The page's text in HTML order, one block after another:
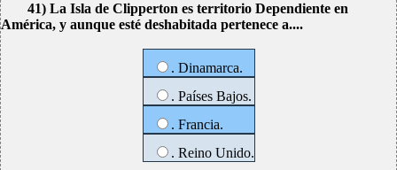
41) La Isla de Clipperton es territorio Dependiente en
América, y aunque esté deshabitada pertenece a....
. Dinamarca.
. Países Bajos.
. Francia.
. Reino Unido.